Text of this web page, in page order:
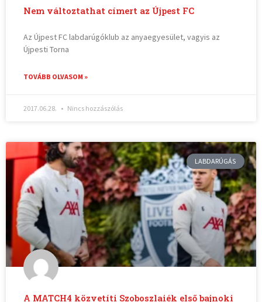
Nem változtathat címert az Újpest FC
Az Újpest FC labdarúgóklub az anyaegyesület, vagyis az
Újpesti Torna
TOVÁBB OLVASOM »
2017.06.28. Nincs hozzászólás
LABDARÚGÁS
A MATCH4 közvetíti Szoboszlaiék első bajnoki